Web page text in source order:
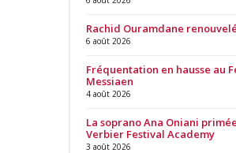
Rachid Ouramdane
6 août 2026
Fréquentation en hausse au
Messiaen
4 août 2026
La soprano Ana Oniani
Verbier Festival Academy
3 août 2026